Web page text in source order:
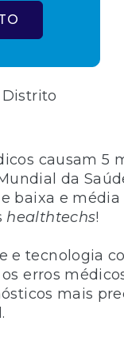
causam
da
baixa e
healthtechs!
e tecnologia
erros
mais